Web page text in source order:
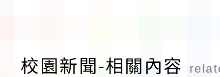
校園新聞-相關內容